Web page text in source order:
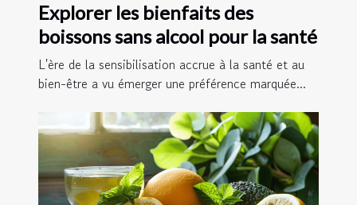
Explorer les bienfaits des
boissons sans alcool pour la santé
L'ère de la sensibilisation accrue à la santé et au
bien-être a vu émerger une préférence marquée...